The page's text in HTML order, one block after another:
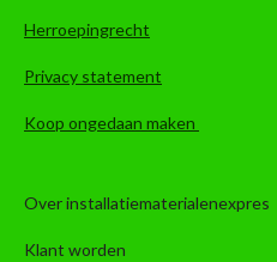
Herroepingrecht
Privacy statement
Koop ongedaan maken
Over installatiematerialenexpres
Klant worden